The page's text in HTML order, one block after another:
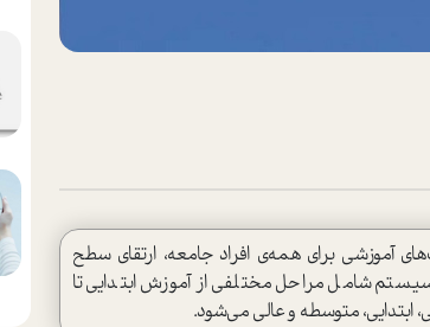
آموزشی برای همه‌ی افراد جامعه، ارتقای سطح
شامل مراحل مختلفی از آموزش ابتدایی تا
متوسطه و عالی می‌شود.